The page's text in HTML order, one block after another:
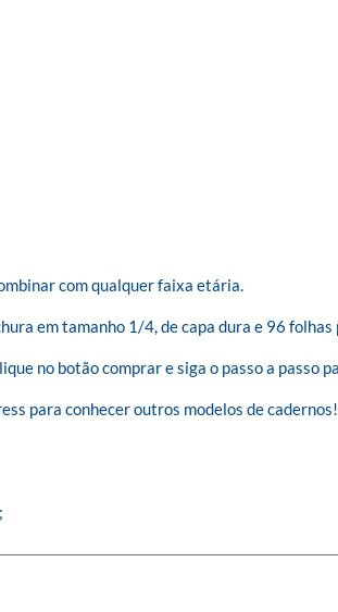
com qualquer faixa etária.
em tamanho 1/4, de capa dura e 96 folhas
no botão comprar e siga o passo a passo
para conhecer outros modelos de cadernos!